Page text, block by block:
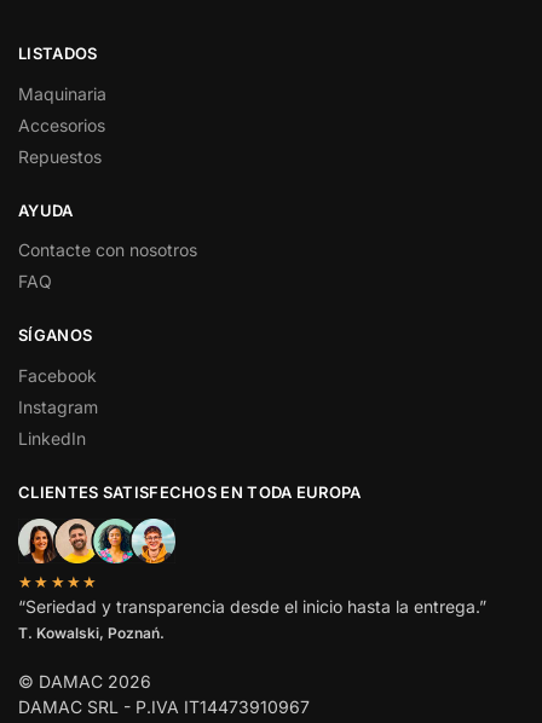
LISTADOS
Maquinaria
Accesorios
Repuestos
AYUDA
Contacte con nosotros
FAQ
SÍGANOS
Facebook
Instagram
LinkedIn
CLIENTES SATISFECHOS EN TODA EUROPA
★★★★★
“Seriedad y transparencia desde el inicio hasta la entrega.”
T. Kowalski, Poznań.
© DAMAC 2026
DAMAC SRL - P.IVA IT14473910967